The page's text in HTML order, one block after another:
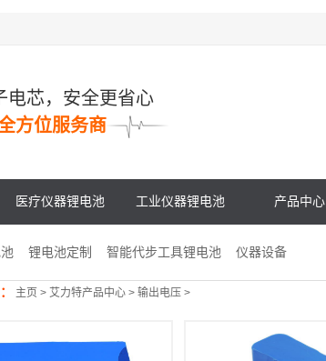
电芯，安全更省心
方位服务商
医疗仪器锂电池 工业仪器锂电池 产品中心
锂电池定制 智能代步工具锂电池 仪器设备
主页 > 艾力特产品中心 > 输出电压 >